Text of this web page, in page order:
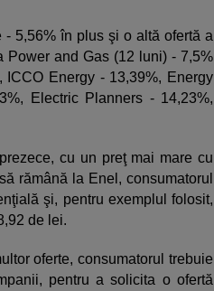
- 5,56% în plus şi o altă ofertă a
Power and Gas (12 luni) - 7,5%
Energy - 13,39%, Energy
Electric Planners - 14,23%,
cu un preţ mai mare cu
rămână la Enel, consumatorul
şi, pentru exemplul folosit,
de lei.
oferte, consumatorul trebuie
pentru a solicita o ofertă